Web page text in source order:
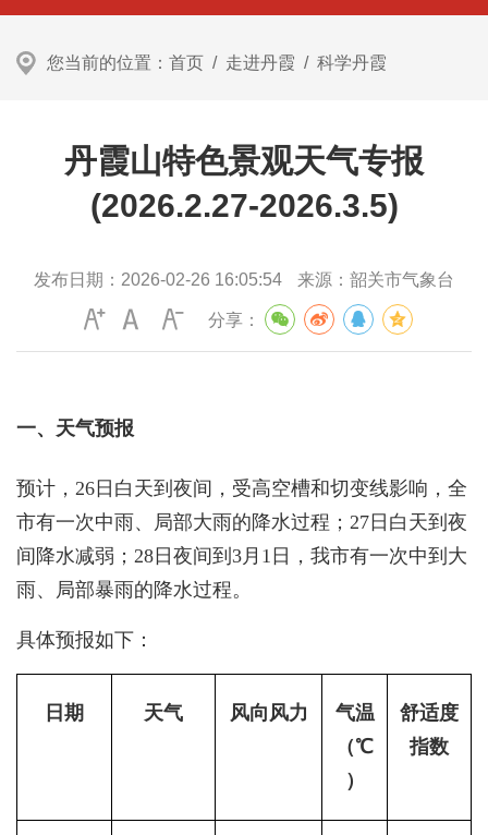
您当前的位置： 首页 / 走进丹霞 / 科学丹霞
丹霞山特色景观天气专报
(2026.2.27-2026.3.5)
发布日期： 2026-02-26 16:05:54 来源： 韶关市气象台
分享：
一、天气预报
预计，26日白天到夜间，受高空槽和切变线影响，全
市有一次中雨、局部大雨的降水过程；27日白天到夜
间降水减弱；28日夜间到3月1日，我市有一次中到大
雨、局部暴雨的降水过程。
具体预报如下：
日期 天气 风向风力
气温
（℃
）
舒适度
指数